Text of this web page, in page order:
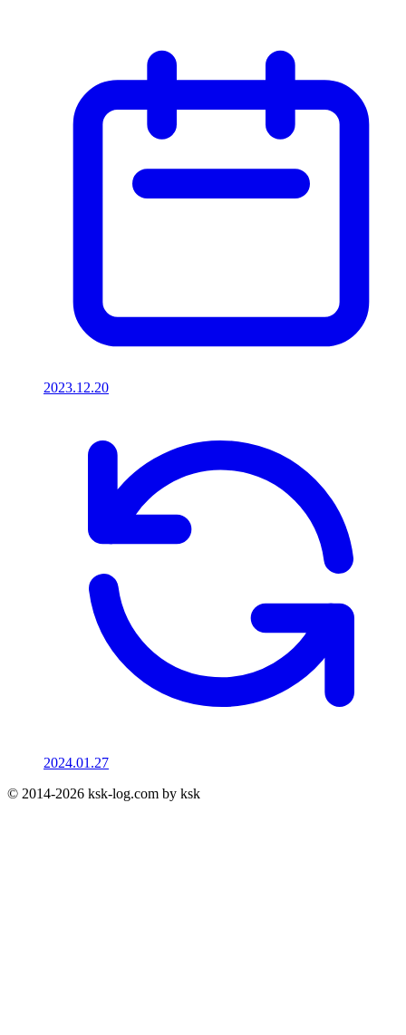
2023.12.20
2024.01.27
© 2014-2026 ksk-log.com by ksk